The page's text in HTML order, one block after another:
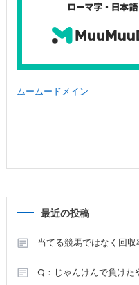
ムームードメイン
最近の投稿
当てる競馬ではなく回
Q：じゃんけんで負けた